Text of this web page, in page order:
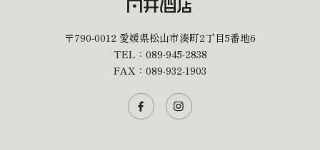
〒790-0012 愛媛県松山市湊町2丁目5番地6
TEL： 089-945-2838
FAX：089-932-1903